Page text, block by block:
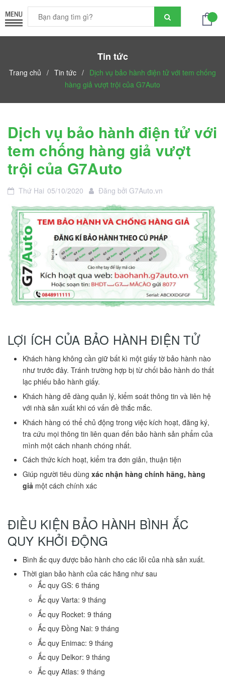
Tin tức
Trang chủ / Tin tức / Dịch vụ bảo hành điện tử với tem chống
hàng giả vượt trội của G7Auto
Dịch vụ bảo hành điện tử với
tem chống hàng giả vượt
trội của G7Auto
Thứ Hai 05/10/2020 Đăng bởi G7Auto.vn
LỢI ÍCH CỦA BẢO HÀNH ĐIỆN TỬ
Khách hàng không cần giữ bất kì một giấy tờ bảo hành nào
như trước đây. Tránh trường hợp bị từ chối bảo hành do thất
lạc phiếu bảo hành giấy.
Khách hàng dễ dàng quản lý, kiểm soát thông tin và liên hệ
với nhà sản xuất khi có vấn đề thắc mắc.
Khách hàng có thể chủ động trong việc kích hoạt, đăng ký,
tra cứu mọi thông tin liên quan đến bảo hành sản phẩm của
mình một cách nhanh chóng nhất.
Cách thức kích hoạt, kiểm tra đơn giản, thuận tiện
Giúp người tiêu dùng xác nhận hàng chính hãng, hàng
giả một cách chính xác
ĐIỀU KIỆN BẢO HÀNH BÌNH ẮC
QUY KHỞI ĐỘNG
Bình ắc quy được bảo hành cho các lỗi của nhà sản xuất.
Thời gian bảo hành của các hãng như sau
Ắc quy GS: 6 tháng
Ắc quy Varta: 9 tháng
Ắc quy Rocket: 9 tháng
Ắc quy Đồng Nai: 9 tháng
Ắc quy Enimac: 9 tháng
Ắc quy Delkor: 9 tháng
Ắc quy Atlas: 9 tháng